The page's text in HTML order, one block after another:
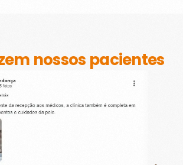
nossos pacientes